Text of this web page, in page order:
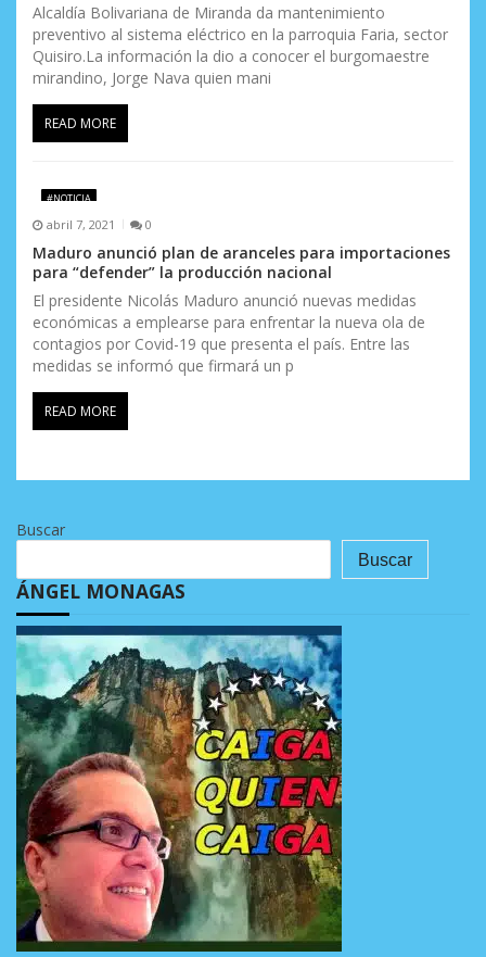
Alcaldía Bolivariana de Miranda da mantenimiento
preventivo al sistema eléctrico en la parroquia Faria, sector
Quisiro.La información la dio a conocer el burgomaestre
mirandino, Jorge Nava quien mani
READ MORE
#NOTICIA
abril 7, 2021 0
Maduro anunció plan de aranceles para importaciones
para “defender” la producción nacional
El presidente Nicolás Maduro anunció nuevas medidas
económicas a emplearse para enfrentar la nueva ola de
contagios por Covid-19 que presenta el país. Entre las
medidas se informó que firmará un p
READ MORE
Buscar
Buscar
ÁNGEL MONAGAS